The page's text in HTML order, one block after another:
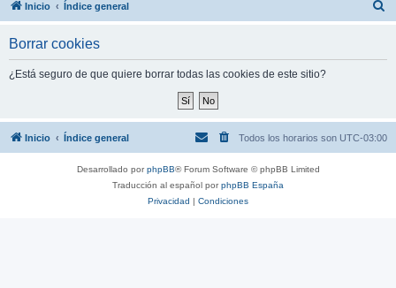
Inicio Índice general
Borrar cookies
¿Está seguro de que quiere borrar todas las cookies de este sitio?
Inicio Índice general Todos los horarios son UTC-03:00
Desarrollado porphpBB® Forum Software © phpBB Limited
Traducción al español porphpBB España
Privacidad | Condiciones